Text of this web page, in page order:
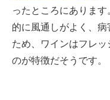
ったところにありま
的に風通しがよく、
ため、ワインはフレ
のが特徴だそうです。